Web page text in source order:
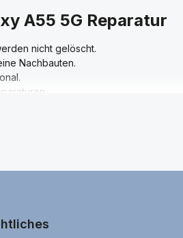
A55 5G Reparatur
nicht gelöscht.
Nachbauten.